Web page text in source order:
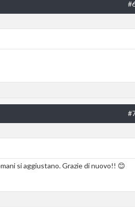
si aggiustano. Grazie di nuovo!! 😊